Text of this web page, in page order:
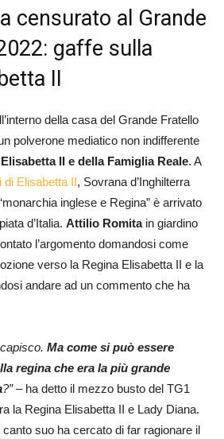
censurato al Grande
gaffe sulla
II
della casa del Grande Fratello
polverone mediatico non indifferente
II e della Famiglia Reale. A
di Elisabetta II, Sovrana d’Inghilterra
inglese e Regina” è arrivato
d’Italia. Attilio Romitain giardino
l’argomento domandosi come
verso la Regina Elisabetta II e la
andare ad un commento che ha
Ma come si può essere
regina che era la più grande
?” – ha detto il mezzo busto del TG1
la Regina Elisabetta II e Lady Diana.
suo ha cercato di far ragionare il